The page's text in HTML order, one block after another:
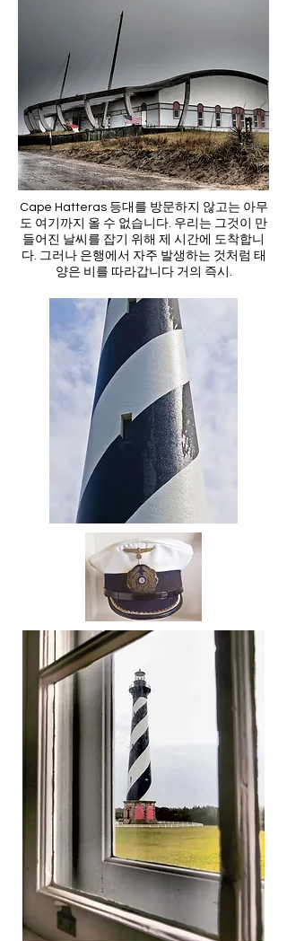
Cape Hatteras 등대를 방문하지 않고는 아무
도 여기까지 올 수 없습니다. 우리는 그것이 만
들어진 날씨를 잡기 위해 제 시간에 도착합니
다. 그러나 은행에서 자주 발생하는 것처럼 태
양은 비를 따라갑니다 거의 즉시.